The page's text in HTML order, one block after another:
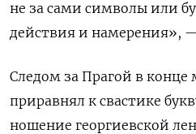
не за сами символы или
действия и намерения»,
Следом за Прагой в
приравнял к свастике
ношение георгиевской